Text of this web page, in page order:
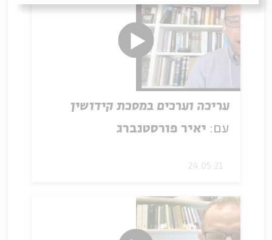
עריכה וערכים במסכת קידושין
עם: יאיר פורסטנברג
24.05.21